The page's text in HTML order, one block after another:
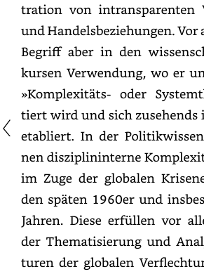
intransparenten
Handelsbeziehungen. Vor
Begriff aber in den
Verwendung,
»Komplexitäts- oder
wird sich zusehends
etabliert. In der Politikwissenschaft
disziplininterne
im Zuge der globalen
den späten 1960er
Jahren. Diese erfüllen allem
der Thematisierung Analyse
der globalen Verflechtung,